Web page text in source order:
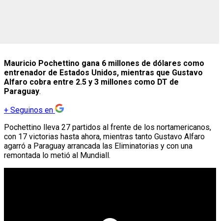
Mauricio Pochettino gana 6 millones de dólares como
entrenador de Estados Unidos, mientras que Gustavo
Alfaro cobra entre 2.5 y 3 millones como DT de
Paraguay.
+ Seguinos en
Pochettino lleva 27 partidos al frente de los nortamericanos,
con 17 victorias hasta ahora, mientras tanto Gustavo Alfaro
agarró a Paraguay arrancada las Eliminatorias y con una
remontada lo metió al Mundiall.